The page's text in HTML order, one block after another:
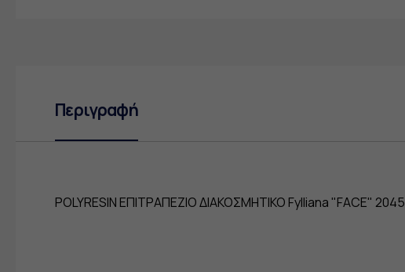
Περιγραφή
POLYRESIN ΕΠΙΤΡΑΠΕΖΙΟ ΔΙΑΚΟΣΜΗΤΙΚΟ Fylliana "FACE" 2045